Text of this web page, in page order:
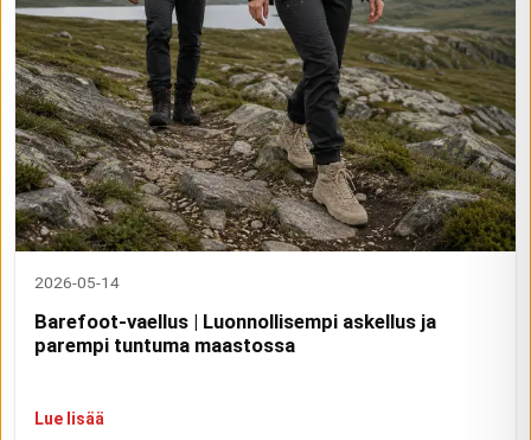
2026-05-14
Barefoot-vaellus | Luonnollisempi askellus ja
parempi tuntuma maastossa
Lue lisää